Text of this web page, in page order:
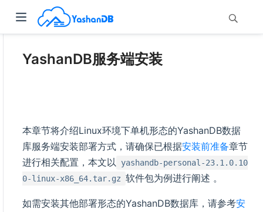
YashanDB服务端安装
本章节将介绍Linux环境下单机形态的YashanDB数据
库服务端安装部署方式，请确保已根据安装前准备章节
进行相关配置，本文以
yashandb-personal-23.1.0.10
0-linux-x86_64.tar.gz 软件包为例进行阐述 。
如需安装其他部署形态的YashanDB数据库，请参考安